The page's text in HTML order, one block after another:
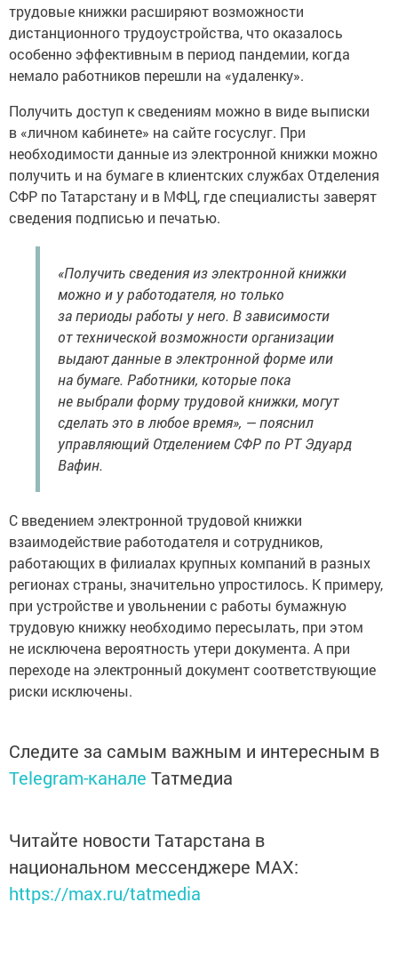
трудовые книжки расширяют возможности
дистанционного трудоустройства, что оказалось
особенно эффективным в период пандемии, когда
немало работников перешли на «удаленку».
Получить доступ к сведениям можно в виде выписки
в «личном кабинете» на сайте госуслуг. При
необходимости данные из электронной книжки можно
получить и на бумаге в клиентских службах Отделения
СФР по Татарстану и в МФЦ, где специалисты заверят
сведения подписью и печатью.
«Получить сведения из электронной книжки
можно и у работодателя, но только
за периоды работы у него. В зависимости
от технической возможности организации
выдают данные в электронной форме или
на бумаге. Работники, которые пока
не выбрали форму трудовой книжки, могут
сделать это в любое время», — пояснил
управляющий Отделением СФР по РТ Эдуард
Вафин.
С введением электронной трудовой книжки
взаимодействие работодателя и сотрудников,
работающих в филиалах крупных компаний в разных
регионах страны, значительно упростилось. К примеру,
при устройстве и увольнении с работы бумажную
трудовую книжку необходимо пересылать, при этом
не исключена вероятность утери документа. А при
переходе на электронный документ соответствующие
риски исключены.
Следите за самым важным и интересным в
Telegram-канале Татмедиа
Читайте новости Татарстана в
национальном мессенджере MАХ:
https://max.ru/tatmedia